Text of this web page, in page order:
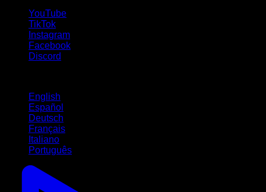
YouTube
TikTok
Instagram
Facebook
Discord
English
Español
Deutsch
Français
Italiano
Português